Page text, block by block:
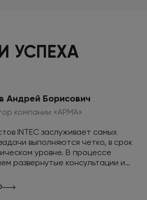
трафика из поиска. Проводит
на основе
индексации сайта и
УСПЕХА
Андрей Борисович
компании «АРМА»
INTEC заслуживает самых
выполняются четко, в срок
уровне. В процессе
развернутые консультации и
систем Яндекс и